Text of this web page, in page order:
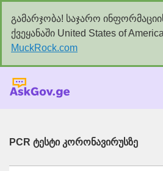
გამარჯობა! საჯარო
ქვეყანაში United States of
MuckRock.com
PCR ტესტი კორონავირუსზე